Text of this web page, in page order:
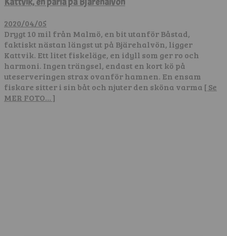
2020/04/05
Drygt 10 mil från Malmö, en bit utanför Båstad,
faktiskt nästan längst ut på Bjärehalvön, ligger
Kattvik. Ett litet fiskeläge, en idyll som ger ro och
harmoni. Ingen trängsel, endast en kort kö på
uteserveringen strax ovanför hamnen. En ensam
fiskare sitter i sin båt och njuter den sköna varma [ Se
MER FOTO… ]